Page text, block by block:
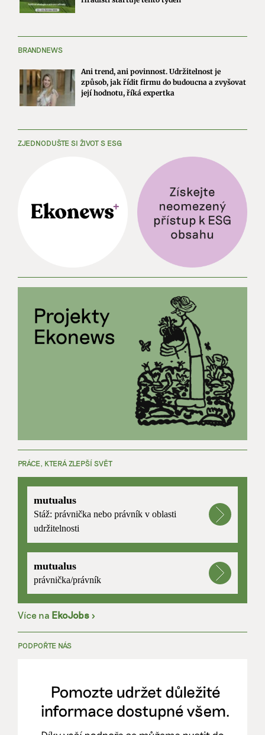
BRANDNEWS
Ani trend, ani povinnost. Udržitelnost je
způsob, jak řídit firmu do budoucna a zvyšovat
její hodnotu, říká expertka
ZJEDNODUŠTE SI ŽIVOT S ESG
PRÁCE, KTERÁ ZLEPŠÍ SVĚT
mutualus
Stáž: právnička nebo právník v oblasti
udržitelnosti
mutualus
právnička/právník
Více na EkoJobs >
PODPOŘTE NÁS